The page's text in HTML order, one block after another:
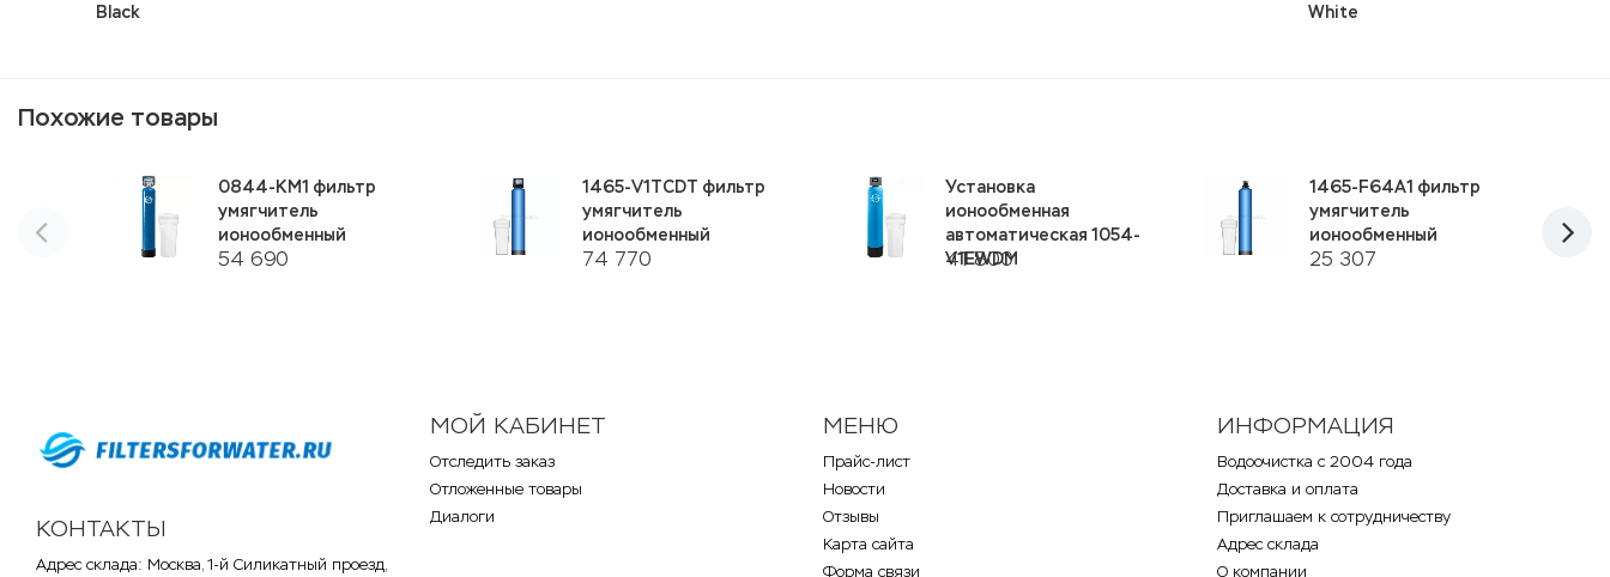
Black
White
Похожие товары
54 690
0844-KM1 фильтр
умягчитель
ионообменный
74 770
1465-V1TCDT фильтр
умягчитель
ионообменный
41 800
Установка
ионообменная
автоматическая 1054-
V1EWDM
25 307
1465-F64A1 фильтр
умягчитель
ионообменный
КОНТАКТЫ
Адрес склада: Москва, 1-й Силикатный проезд,
МОЙ КАБИНЕТ
Отследить заказ
Отложенные товары
Диалоги
МЕНЮ
Прайс-лист
Новости
Отзывы
Карта сайта
Форма связи
ИНФОРМАЦИЯ
Водоочистка с 2004 года
Доставка и оплата
Приглашаем к сотрудничеству
Адрес склада
О компании